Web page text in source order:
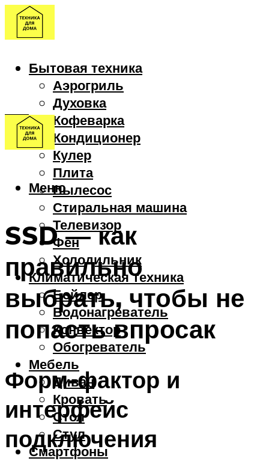
Бытовая техника
Аэрогриль
Духовка
Кофеварка
Кондиционер
Кулер
Плита
Пылесос
Стиральная машина
Телевизор
Фен
Холодильник
Климатическая техника
Бойлер
Водонагреватель
Конвектор
Обогреватель
Мебель
Диван
Кровать
Стол
Стул
Смартфоны
Меню
SSD — как
правильно
выбрать, чтобы не
попасть впросак
Форм-фактор и
интерфейс
подключения